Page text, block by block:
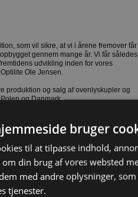
som vil sikre, at vi i årene fremover får
gennem mange år. Vi får således
udvikling inden for vores
Ole Jensen.
produktion og salg af ovenlyskupler og
og Danmark.
den markedsledende position i
at udvide sortimentet af produkter og
enkelte lande, og dermed fremstå som
bruger
til at tilpasse indhold,
din brug af vores websted
med andre oplysninger,
tjenester.